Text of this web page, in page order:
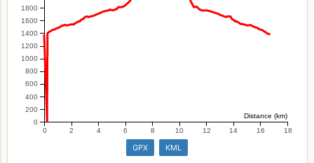
0
200
400
600
800
1000
1200
1400
1600
1800
0 2 4 6 8 10 12 14 16 18
Distance (km)
GPX KML